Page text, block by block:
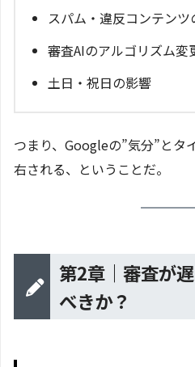
スパム・違反コンテンツ
審査AIのアルゴリズム変
土日・祝日の影響
つまり、Googleの”気分”とタ
右される、ということだ。
第2章｜審査が
べきか？